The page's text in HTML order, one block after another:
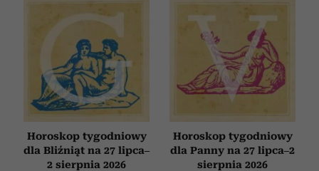
Horoskop tygodniowy
dla Bliźniąt na 27 lipca–
2 sierpnia 2026
Horoskop tygodniowy
dla Panny na 27 lipca–2
sierpnia 2026